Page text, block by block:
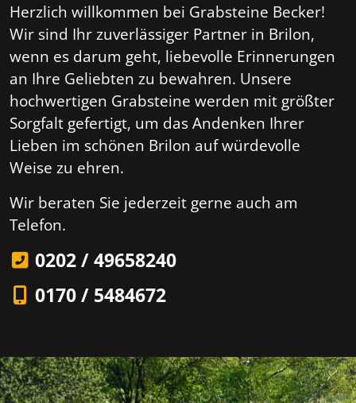
Herzlich willkommen bei Grabsteine Becker!
Wir sind Ihr zuverlässiger Partner in Brilon,
wenn es darum geht, liebevolle Erinnerungen
an Ihre Geliebten zu bewahren. Unsere
hochwertigen Grabsteine werden mit größter
Sorgfalt gefertigt, um das Andenken Ihrer
Lieben im schönen Brilon auf würdevolle
Weise zu ehren.
Wir beraten Sie jederzeit gerne auch am
Telefon.
0202 / 49658240
0170 / 5484672